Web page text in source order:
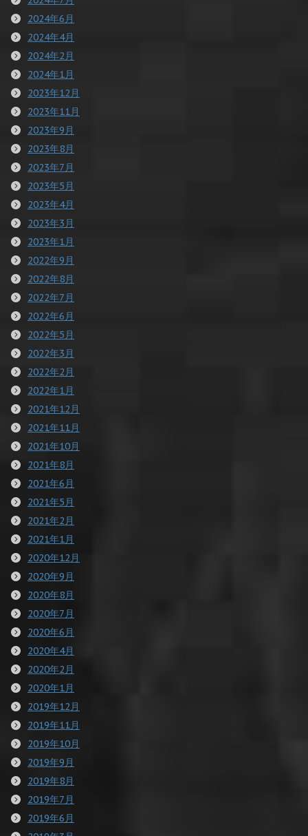
2024年6月
2024年4月
2024年2月
2024年1月
2023年12月
2023年11月
2023年9月
2023年8月
2023年7月
2023年5月
2023年4月
2023年3月
2023年1月
2022年9月
2022年8月
2022年7月
2022年6月
2022年5月
2022年3月
2022年2月
2022年1月
2021年12月
2021年11月
2021年10月
2021年8月
2021年6月
2021年5月
2021年2月
2021年1月
2020年12月
2020年9月
2020年8月
2020年7月
2020年6月
2020年4月
2020年2月
2020年1月
2019年12月
2019年11月
2019年10月
2019年9月
2019年8月
2019年7月
2019年6月